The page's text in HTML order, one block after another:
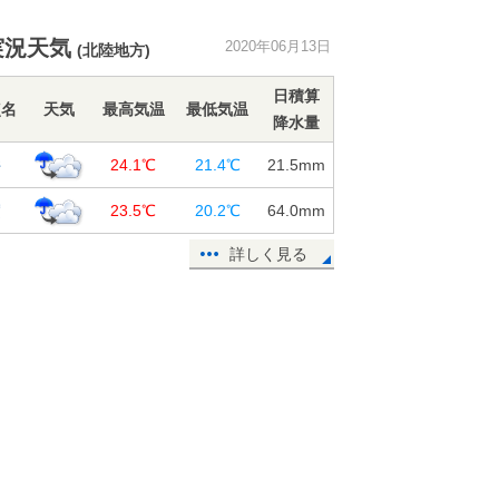
北海道 札幌中心部で今年初の真夏
列島に帯状の雨雲 島根県などで激
しい雨を観測 土砂災害警戒情報も
13日11:30
活発な梅雨前線 九州から関東、北
況天気 (北陸地方) 2020年06月13日
天気 最高気温 最低気温
日積算
降水量
24.1℃ 21.4℃ 21.5mm
23.5℃ 20.2℃ 64.0mm
詳しく見る